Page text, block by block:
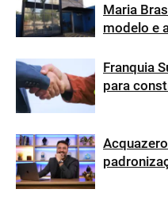
Maria
modelo e
Franquia
para